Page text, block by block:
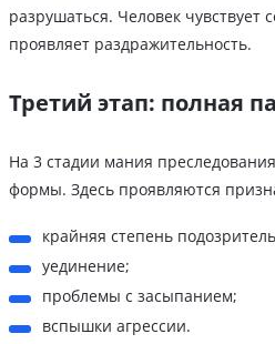
разрушаться. Человек чувствует
проявляет раздражительность.
Третий этап: полная
На 3 стадии мания
формы. Здесь проявляются
крайняя степень
уединение;
проблемы с засыпанием;
вспышки агрессии.